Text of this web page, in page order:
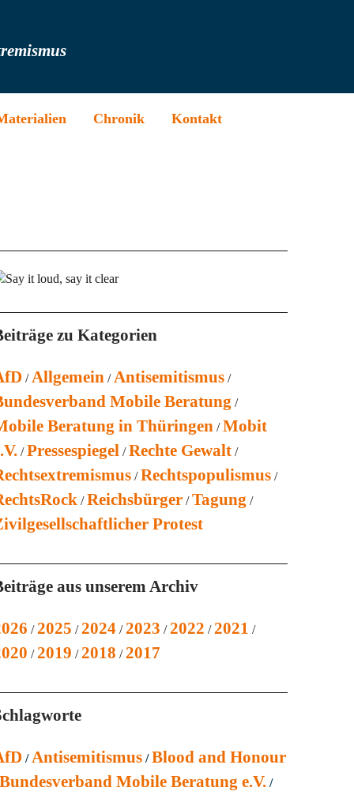
Chronik Kontakt
zu Kategorien
Allgemein Antisemitismus
Mobile Beratung
Beratung in Thüringen Mobit
Pressespiegel Rechte Gewalt
Rechtspopulismus
Reichsbürger Tagung
Protest
aus unserem Archiv
2025 2024 2023 2022 2021
2019 2018 2017
Antisemitismus Blood and Honour
Mobile Beratung e.V.